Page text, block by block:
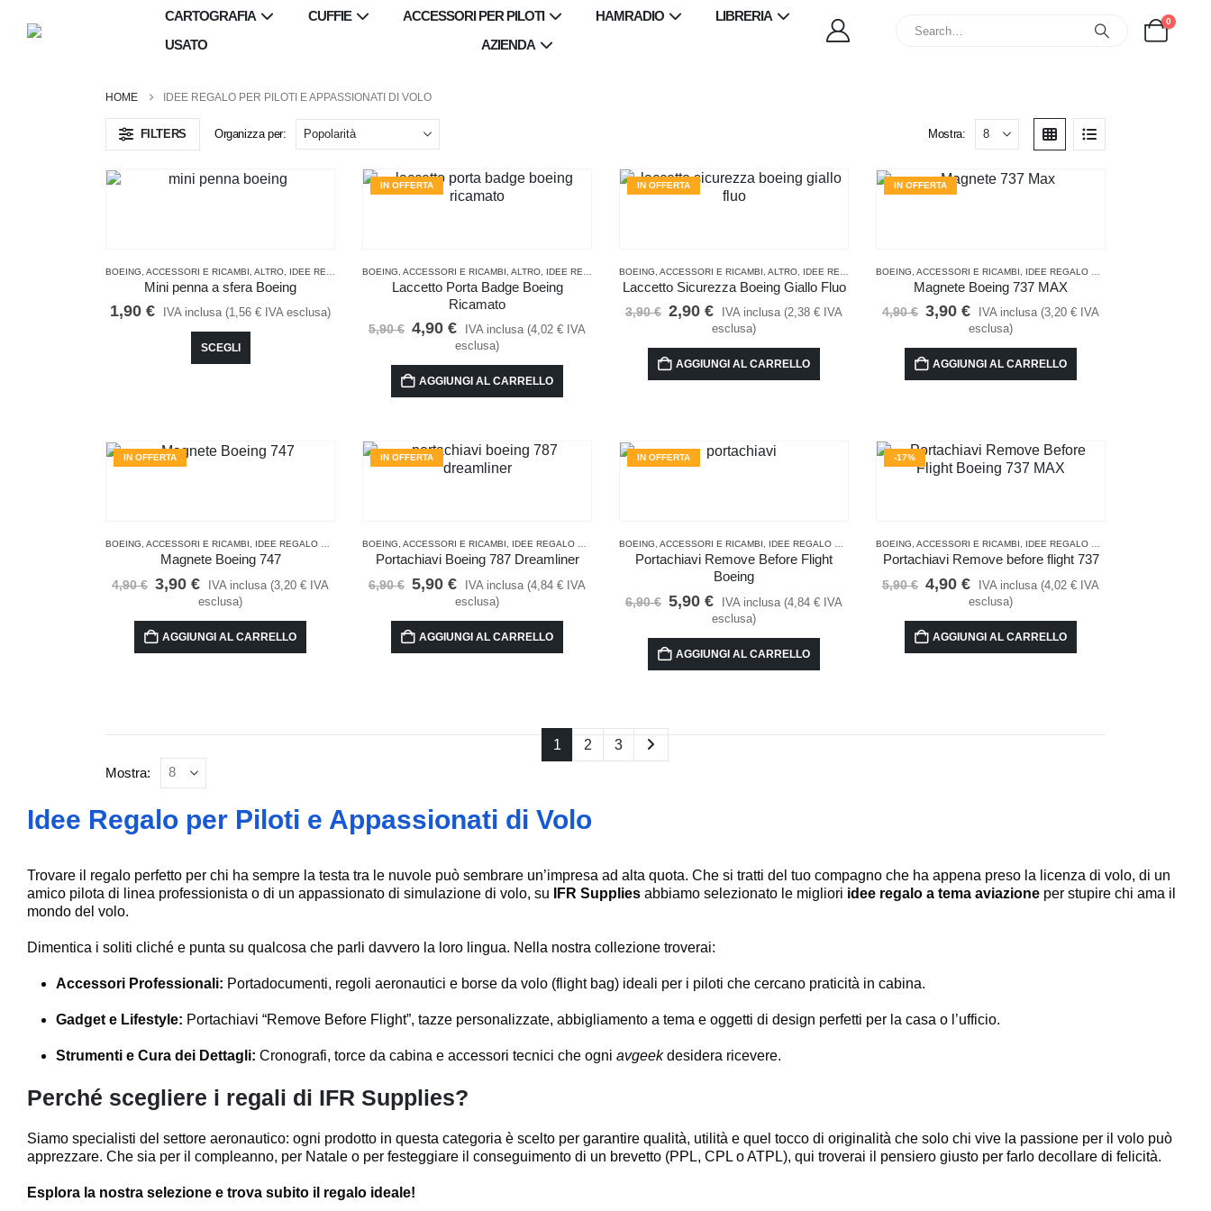
CARTOGRAFIA CUFFIE ACCESSORI PER PILOTI HAMRADIO
LIBRERIA
USATO
AZIENDA
0
IDEE REGALO PER PILOTI E APPASSIONATI DI VOLO
FILTERS Organizza per: Mostra:
BOEING ACCESSORI E RICAMBI ALTRO IDEE REGALO PER PILOTI E APPASSIONATI DI VOLO ,PER LA CUCINA
Mini penna a sfera Boeing
1,90 € IVA inclusa (1,56 € IVA esclusa)
SCEGLI
opzioni
pagina
del
IN OFFERTA
BOEING ACCESSORI E RICAMBI ALTRO IDEE REGALO PER PILOTI E APPASSIONATI DI VOLO ,PER LA CUCINA
Laccetto Porta Badge Boeing
Ricamato
5,90€ Il
prezzo
era:
5,90 €.
4,90€Il
prezzo
è:
IVA inclusa (4,02€ IVA
esclusa)
AGGIUNGI AL CARRELLO
IN OFFERTA
BOEING ACCESSORI E RICAMBI ALTRO IDEE REGALO PER PILOTI E APPASSIONATI DI VOLO ,PER LA CUCINA
Laccetto Sicurezza Boeing Giallo Fluo
3,90€ Il
prezzo
era:
3,90 €.
2,90€Il
prezzo
è:
IVA inclusa (2,38€ IVA
esclusa)
AGGIUNGI AL CARRELLO
IN OFFERTA
BOEING ACCESSORI E RICAMBI IDEE REGALO PER PILOTI E APPASSIONATI DI VOLO
Magnete Boeing 737 MAX
4,90€ Il
prezzo
era:
4,90 €.
3,90€Il
prezzo
è:
IVA inclusa (3,20€ IVA
esclusa)
AGGIUNGI AL CARRELLO
IN OFFERTA
BOEING, ACCESSORI E RICAMBI, IDEE REGALO PER PILOTI E APPASSIONATI DI VOLO ,PER LA CUCINA,PORTACHIAVI
Magnete Boeing 747
4,90€ Il
prezzo
era:
4,90 €.
3,90€Il
prezzo
è:
IVA inclusa (3,20€ IVA
esclusa)
AGGIUNGI AL CARRELLO
IN OFFERTA
BOEING, ACCESSORI E RICAMBI, IDEE REGALO PER PILOTI E APPASSIONATI DI VOLO ,PER LA CUCINA,PORTACHIAVI
Portachiavi Boeing 787 Dreamliner
6,90€ Il
prezzo
era:
6,90 €.
5,90€Il
prezzo
è:
IVA inclusa (4,84€ IVA
esclusa)
AGGIUNGI AL CARRELLO
IN OFFERTA
BOEING, ACCESSORI E RICAMBI, IDEE REGALO PER PILOTI E APPASSIONATI DI VOLO ,PER LA CUCINA,PORTACHIAVI
Portachiavi Remove Before Flight
Boeing
6,90€ Il
prezzo
era:
6,90 €.
5,90€Il
prezzo
è:
IVA inclusa (4,84€ IVA
esclusa)
AGGIUNGI AL CARRELLO
-17%
BOEING, ACCESSORI E RICAMBI, IDEE REGALO PER PILOTI E APPASSIONATI DI VOLO
Portachiavi Remove before flight 737
5,90€ Il
prezzo
era:
5,90 €.
4,90€Il
prezzo
è:
IVA inclusa (4,02€ IVA
esclusa)
AGGIUNGI AL CARRELLO
1 2 3
Mostra:
Idee Regalo per Piloti e Appassionati di Volo
Trovare il regalo perfetto per chi ha sempre la testa tra le nuvole può sembrare un’impresa ad alta quota. Che si tratti del tuo compagno che ha appena preso la licenza di volo, di un
amico pilota di linea professionista o di un appassionato di simulazione di volo, su
IFR Supplies abbiamo selezionato le migliori idee regalo a tema aviazione per stupire chi ama il
mondo del volo.
Dimentica i soliti cliché e punta su qualcosa che parli davvero la loro lingua. Nella nostra collezione troverai:
Accessori Professionali: Portadocumenti, regoli aeronautici e borse da volo (flight bag) ideali per i piloti che cercano praticità in cabina.
Gadget e Lifestyle: Portachiavi “Remove Before Flight”, tazze personalizzate, abbigliamento a tema e oggetti di design perfetti per la casa o l’ufficio.
Strumenti e Cura dei Dettagli: Cronografi, torce da cabina e accessori tecnici che ogni avgeekdesidera ricevere.
Perché scegliere i regali di IFR Supplies?
Siamo specialisti del settore aeronautico: ogni prodotto in questa categoria è scelto per garantire qualità, utilità e quel tocco di originalità che solo chi vive la passione per il volo può
apprezzare. Che sia per il compleanno, per Natale o per festeggiare il conseguimento di un brevetto (PPL, CPL o ATPL), qui troverai il pensiero giusto per farlo decollare di felicità.
Esplora la nostra selezione e trova subito il regalo ideale!